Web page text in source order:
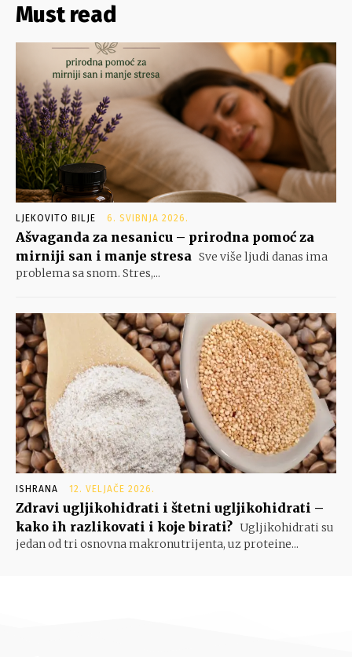
Must read
LJEKOVITO BILJE 6. SVIBNJA 2026.
Ašvaganda za nesanicu – prirodna pomoć za
mirniji san i manje stresa Sve više ljudi danas ima
problema sa snom. Stres,...
ISHRANA 12. VELJAČE 2026.
Zdravi ugljikohidrati i štetni ugljikohidrati –
kako ih razlikovati i koje birati? Ugljikohidrati su
jedan od tri osnovna makronutrijenta, uz proteine...